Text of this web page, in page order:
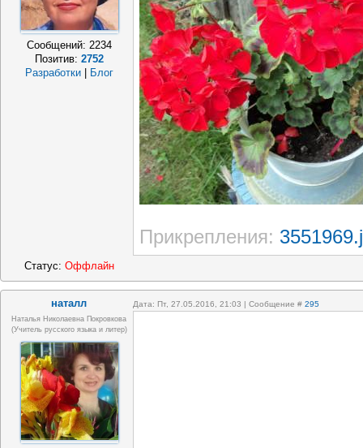
Сообщений: 2234
Позитив: 2752
Разработки
Блог
Прикрепления:
Статус: Оффлайн
наталл Дата: Пт, 27.05.2016, 21:03 | Сообщение # 295
Наталья Николаевна Покровкова
(учитель русского языка и литер)